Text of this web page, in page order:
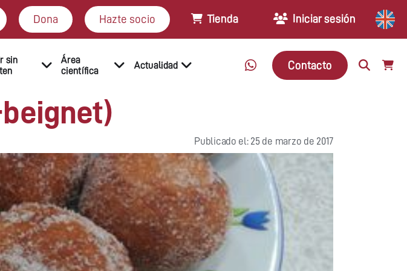
Dona Hazte socio Tienda Iniciar sesión
sin
Área
científica
Actualidad Contacto
Publicado el: 25 de marzo de 2017